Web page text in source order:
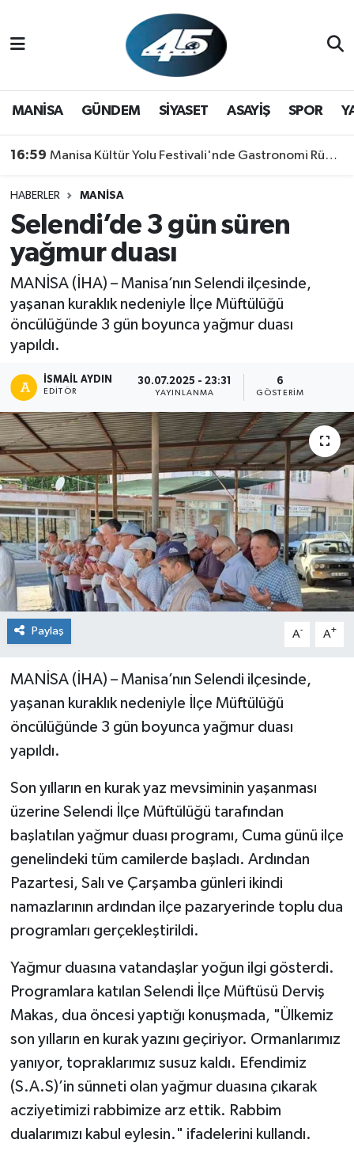
MANİSA GÜNDEM SİYASET ASAYİŞ SPOR
16:59 Manisa Kültür Yolu Festivali'nde Gastronomi Rüzgarı: Lezzetin Yıldızı "Manisa Kebabı" Oldu!
HABERLER MANİSA
Selendi’de 3 gün süren
yağmur duası
MANİSA (İHA) – Manisa’nın Selendi ilçesinde,
yaşanan kuraklık nedeniyle İlçe Müftülüğü
öncülüğünde 3 gün boyunca yağmur duası
yapıldı.
İSMAIL AYDIN
EDITÖR
30.07.2025 - 23:31
YAYINLANMA
6
GÖSTERIM
Paylaş A- A+
MANİSA (İHA) – Manisa’nın Selendi ilçesinde,
yaşanan kuraklık nedeniyle İlçe Müftülüğü
öncülüğünde 3 gün boyunca yağmur duası
yapıldı.
Son yılların en kurak yaz mevsiminin yaşanması
üzerine Selendi İlçe Müftülüğü tarafından
başlatılan yağmur duası programı, Cuma günü ilçe
genelindeki tüm camilerde başladı. Ardından
Pazartesi, Salı ve Çarşamba günleri ikindi
namazlarının ardından ilçe pazaryerinde toplu dua
programları gerçekleştirildi.
Yağmur duasına vatandaşlar yoğun ilgi gösterdi.
Programlara katılan Selendi İlçe Müftüsü Derviş
Makas, dua öncesi yaptığı konuşmada, "Ülkemiz
son yılların en kurak yazını geçiriyor. Ormanlarımız
yanıyor, topraklarımız susuz kaldı. Efendimiz
(S.A.S)’in sünneti olan yağmur duasına çıkarak
acziyetimizi rabbimize arz ettik. Rabbim
dualarımızı kabul eylesin." ifadelerini kullandı.
GÜNDEM
SPOR
YAŞAM
RESMİ REKLAM
Hava Durumu
Trafik Durumu
Son Dakika Haberleri
Haber Arşivi